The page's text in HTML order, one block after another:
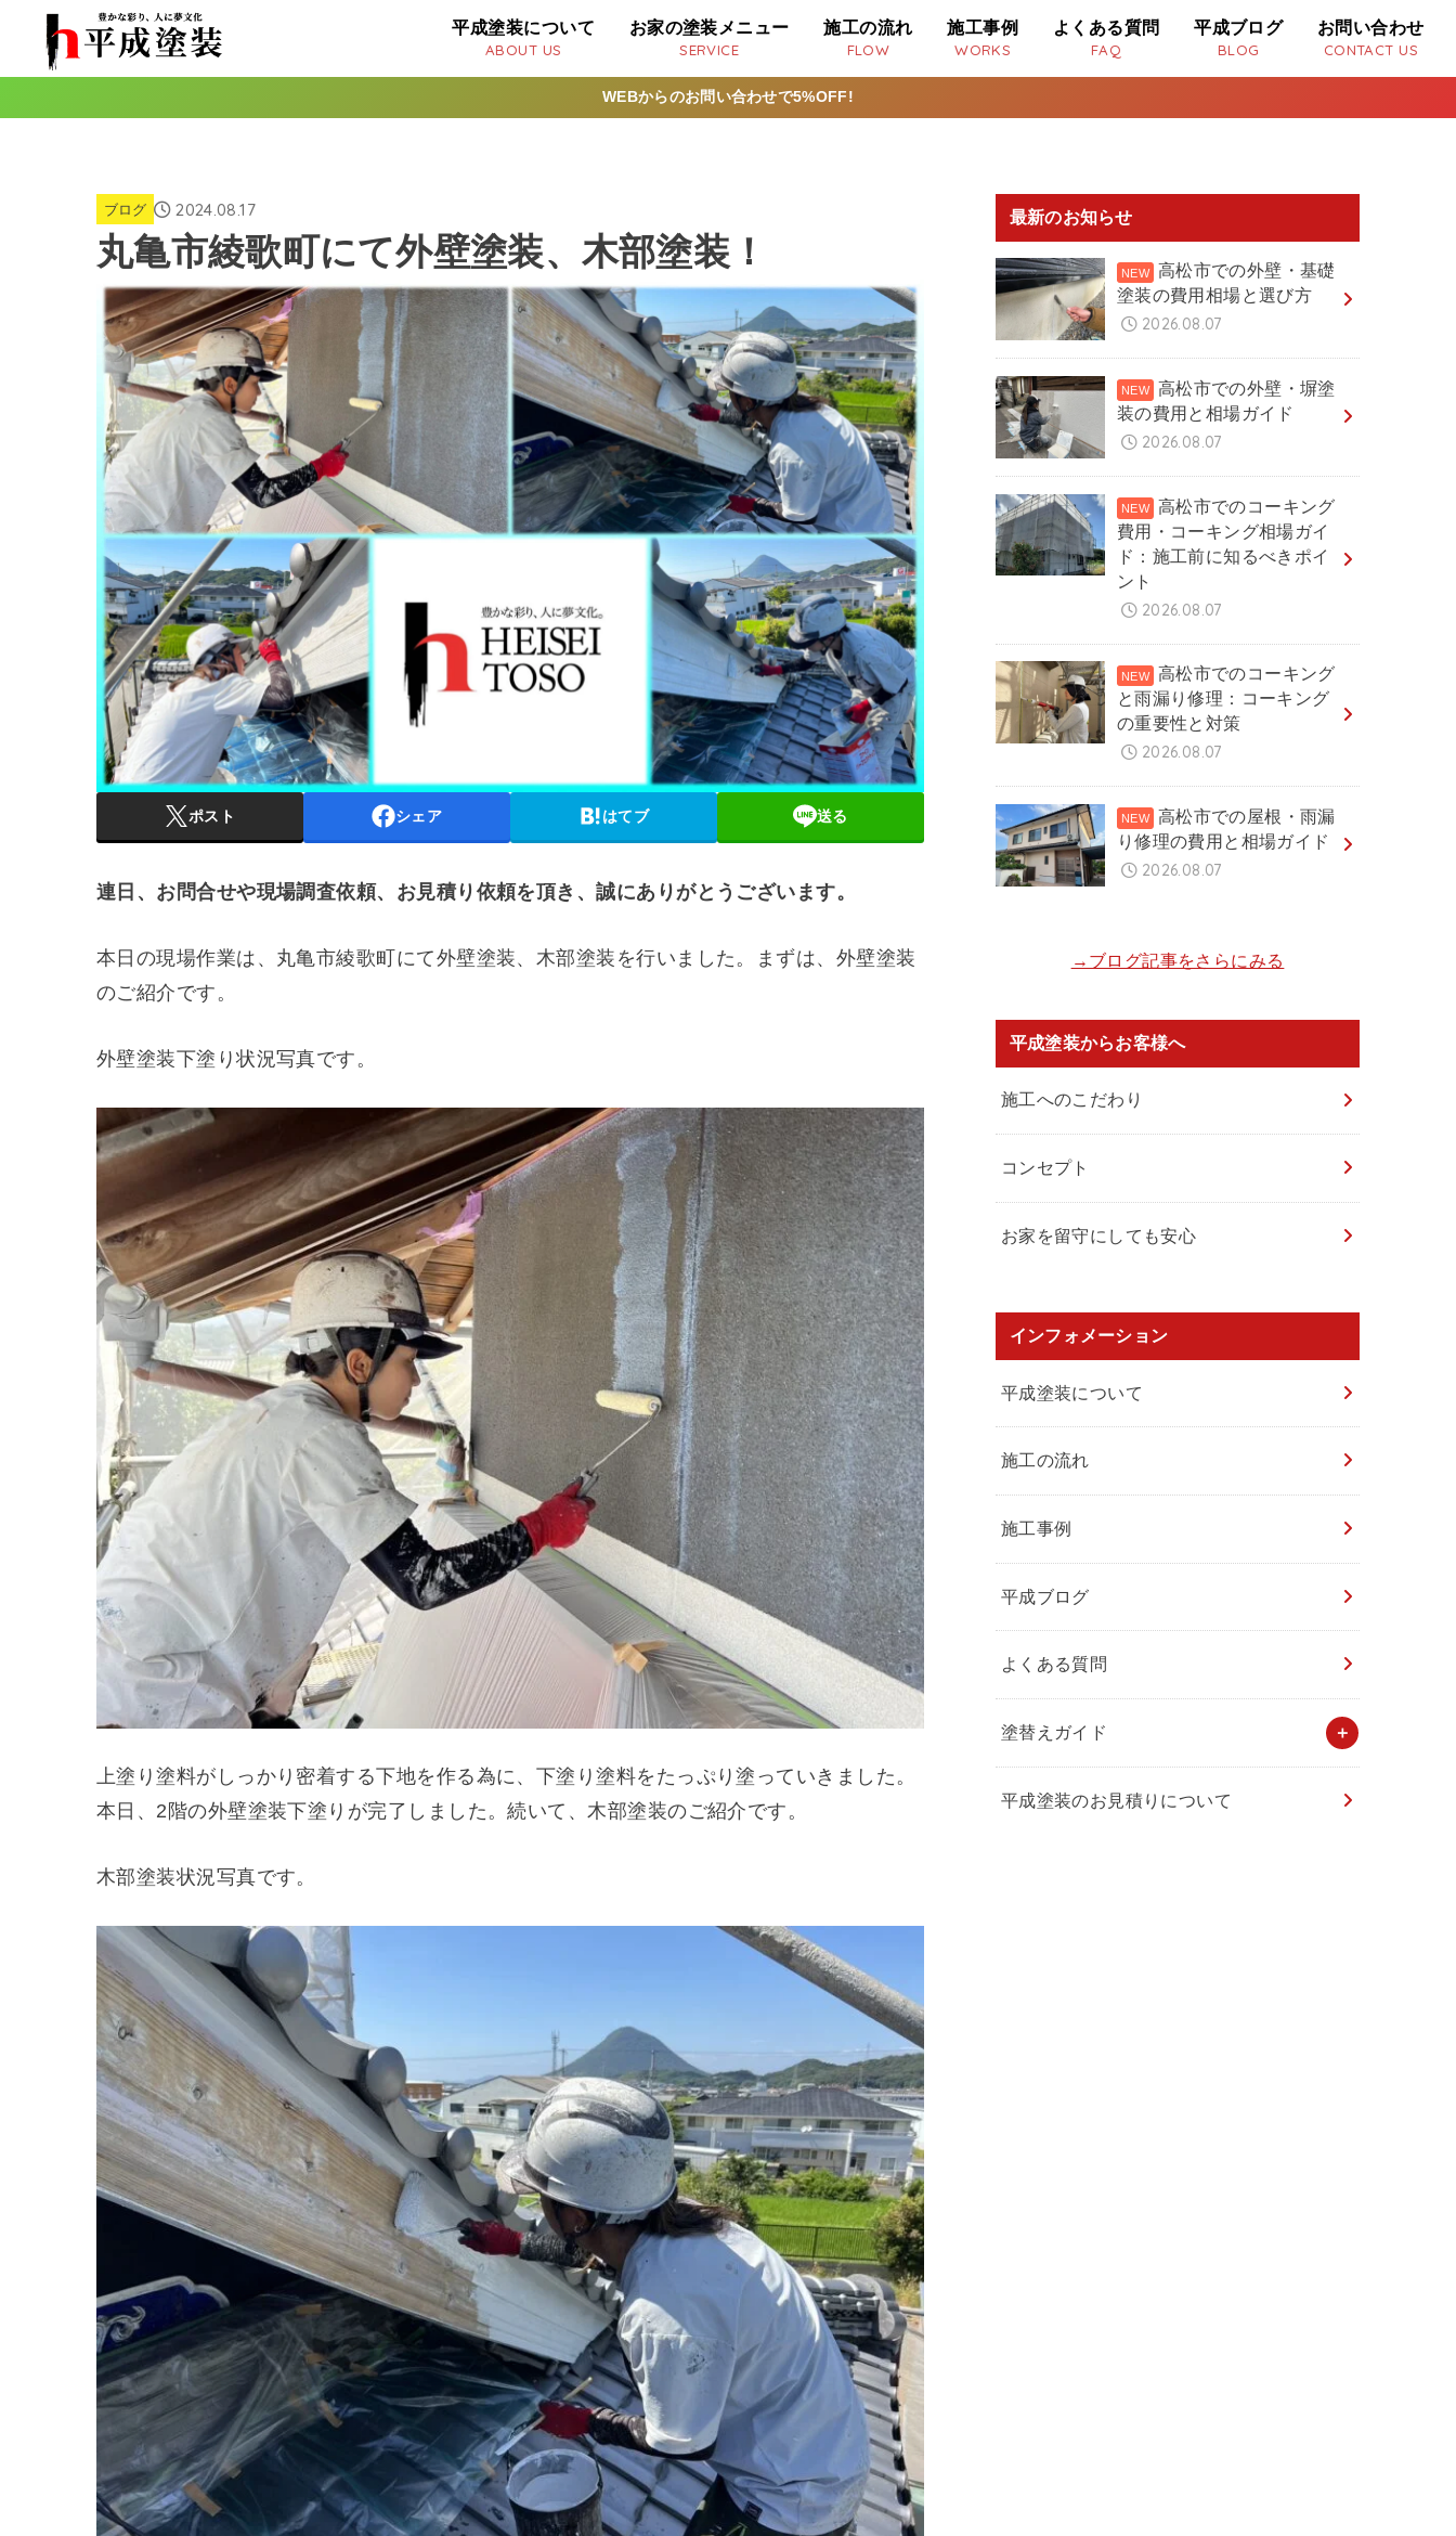
平成塗装について
ABOUT US
お家の塗装メニュー
SERVICE
施工の流れ
FLOW
施工事例
WORKS
よくある質問
FAQ
平成ブログ
BLOG
お問い合わせ
CONTACT US
WEBからのお問い合わせで5%OFF!
ブログ 2024.08.17
丸亀市綾歌町にて外壁塗装、木部塗装！
ポスト シェア はてブ 送る
連日、お問合せや現場調査依頼、お見積り依頼を頂き、誠にありがとうございます。
本日の現場作業は、丸亀市綾歌町にて外壁塗装、木部塗装を行いました。まずは、外壁塗装
のご紹介です。
外壁塗装下塗り状況写真です。
上塗り塗料がしっかり密着する下地を作る為に、下塗り塗料をたっぷり塗っていきました。
本日、2階の外壁塗装下塗りが完了しました。続いて、木部塗装のご紹介です。
木部塗装状況写真です。
最新のお知らせ
高松市での外壁・基礎
塗装の費用相場と選び方
2026.08.07
高松市での外壁・塀塗
装の費用と相場ガイド
2026.08.07
高松市でのコーキング
費用・コーキング相場ガイ
ド：施工前に知るべきポイ
ント
2026.08.07
高松市でのコーキング
と雨漏り修理：コーキング
の重要性と対策
2026.08.07
高松市での屋根・雨漏
り修理の費用と相場ガイド
2026.08.07
→ブログ記事をさらにみる
平成塗装からお客様へ
施工へのこだわり
コンセプト
お家を留守にしても安心
インフォメーション
平成塗装について
施工の流れ
施工事例
平成ブログ
よくある質問
塗替えガイド
平成塗装のお見積りについて